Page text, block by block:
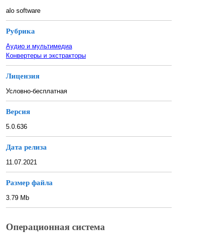
alo software
Рубрика
Аудио и мультимедиа
Конвертеры и экстракторы
Лицензия
Условно-бесплатная
Версия
5.0.636
Дата релиза
11.07.2021
Размер файла
3.79 Mb
Операционная система